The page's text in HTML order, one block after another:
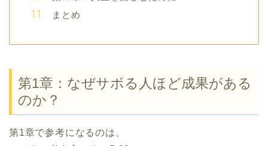
まとめ
第1章：なぜサボる人ほど成果がある
のか？
第1章で参考になるのは、